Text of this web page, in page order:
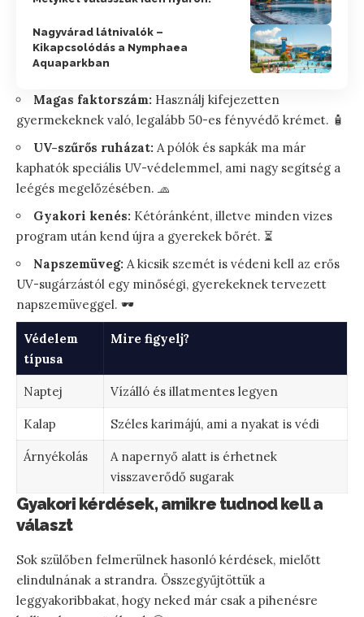
Nagyvárad látnivalók –
Kikapcsolódás a Nymphaea
Aquaparkban
Magas faktorszám: Használj kifejezetten
gyermekeknek való, legalább 50-es fényvédő krémet. 🧴
UV-szűrős ruházat: A pólók és sapkák ma már
kaphatók speciális UV-védelemmel, ami nagy segítség a
leégés megelőzésében. 🧢
Gyakori kenés: Kétóránként, illetve minden vizes
program után kend újra a gyerekek bőrét. ⏳
Napszemüveg: A kicsik szemét is védeni kell az erős
UV-sugárzástól egy minőségi, gyerekeknek tervezett
napszemüveggel. 🕶️
Védelem
típusa
Mire figyelj?
Naptej Vízálló és illatmentes legyen
Kalap Széles karimájú, ami a nyakat is védi
Árnyékolás
A napernyő alatt is érhetnek
visszaverődő sugarak
Gyakori kérdések, amikre tudnod kell a
választ
Sok szülőben felmerülnek hasonló kérdések, mielőtt
elindulnának a strandra. Összegyűjtöttük a
leggyakoribbakat, hogy neked már csak a pihenésre